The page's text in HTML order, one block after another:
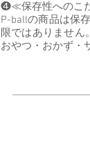
❹≪保存性へのこ
P-ballの商品は保
限ではありません
おやつ・おかず・